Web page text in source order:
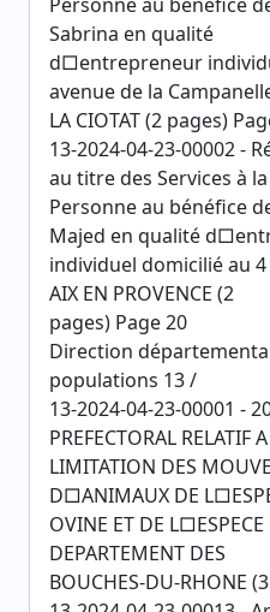
Sabrina en qualité
d□entrepreneur
avenue de la
LA CIOTAT (2 pages)
13-2024-04-23-00002 -
au titre des Services à la
Personne au bénéfice
Majed en qualité
individuel domicilié au
AIX EN PROVENCE (2
pages) Page 20
Direction
populations 13 /
13-2024-04-23-00001 -
PREFECTORAL RELATIF
LIMITATION DES
D□ANIMAUX DE
OVINE ET DE
DEPARTEMENT DES
BOUCHES-DU-RHONE